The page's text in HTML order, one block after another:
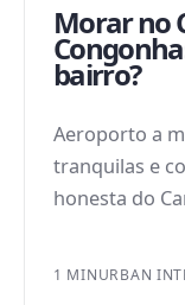
Morar no
bairro?
Aeroporto a
tranquilas e
honesta do
1 MINURBAN